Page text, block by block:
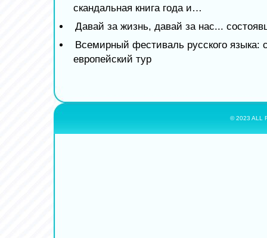
скандальная книга года и…
Давай за жизнь, давай за нас...
Всемирный фестиваль русского языка:
европейский тур
© 2023 ALL